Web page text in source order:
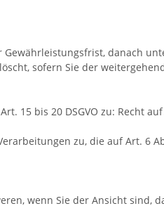
danach
sofern Sie der
15 bis 20 DSGVO zu: Recht
zu, die auf Art. 6
wenn Sie der Ansicht